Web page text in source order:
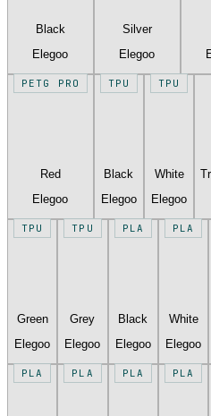
Black
Elegoo
Silver
Elegoo
PETG PRO
Red
Elegoo
TPU
Black
Elegoo
TPU
White
Elegoo
TPU
Green
Elegoo
TPU
Grey
Elegoo
PLA
Black
Elegoo
PLA
White
Elegoo
PLA PLA PLA PLA